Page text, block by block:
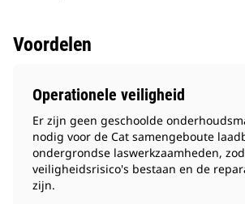
Voordelen
Operationele veiligheid
Er zijn geen geschoolde
nodig voor de Cat samengeboute
ondergrondse laswerkzaamheden,
veiligheidsrisico's bestaan en de
zijn.